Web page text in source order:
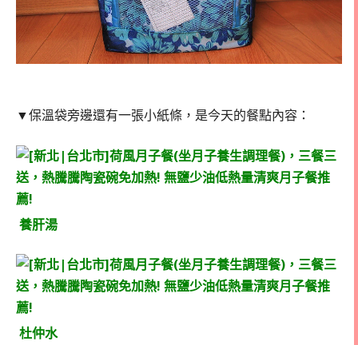
▼保溫袋旁邊還有一張小紙條，是今天的餐點內容：
養肝湯
杜仲水